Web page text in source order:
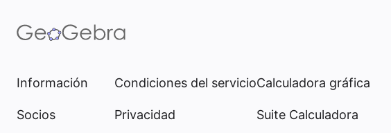
Información
Socios
Condiciones del servicio
Privacidad
Calculadora gráfica
Suite Calculadora